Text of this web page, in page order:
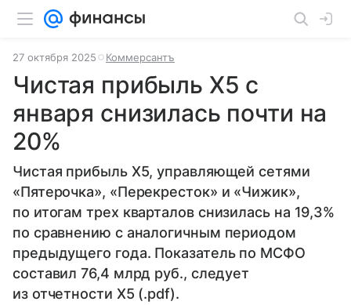
27 октября 2025 Коммерсантъ
Чистая прибыль X5 с
января снизилась почти на
20%
Чистая прибыль X5, управляющей сетями
«Пятерочка», «Перекресток» и «Чижик»,
по итогам трех кварталов снизилась на 19,3%
по сравнению с аналогичным периодом
предыдущего года. Показатель по МСФО
составил 76,4 млрд руб., следует
из отчетности X5 (.pdf).